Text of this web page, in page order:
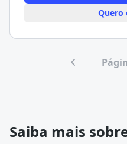
Quero
Saiba mais